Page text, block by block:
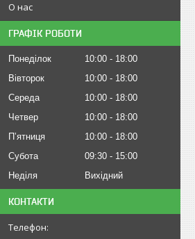
О нас
ГРАФІК РОБОТИ
Понеділок 10:00
18:00
Вівторок
10:00
18:00
Середа
10:00
18:00
Четвер
10:00
18:00
Пʼятниця
10:00
18:00
Субота
09:30
15:00
Неділя
Вихідний
КОНТАКТИ